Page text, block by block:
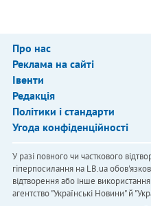
Про нас
Реклама на сайті
Івенти
Редакція
Політики і стандарти
Угода конфіденційності
У разі повного чи часткового
гіперпосилання на LB.ua
відтворення або інше
агентство "Українськi Новини" й